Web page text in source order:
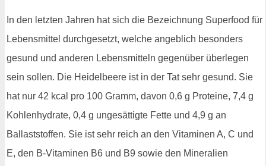
In den letzten Jahren hat sich die Bezeichnung Superfood für
Lebensmittel durchgesetzt, welche angeblich besonders
gesund und anderen Lebensmitteln gegenüber überlegen
sein sollen. Die Heidelbeere ist in der Tat sehr gesund. Sie
hat nur 42 kcal pro 100 Gramm, davon 0,6 g Proteine, 7,4 g
Kohlenhydrate, 0,4 g ungesättigte Fette und 4,9 g an
Ballaststoffen. Sie ist sehr reich an den Vitaminen A, C und
E, den B-Vitaminen B6 und B9 sowie den Mineralien